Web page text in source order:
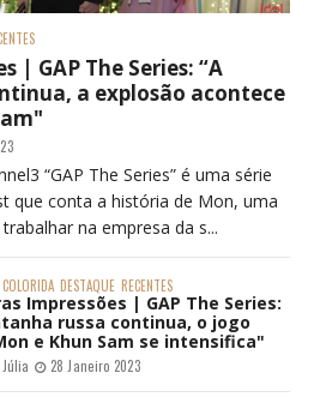
| GAP The Series: “A
a explosão acontece
“GAP The Series” é uma série
que conta a história de Mon, uma
na empresa da s...
COLORIDA DESTAQUE RECENTES
Impressões | GAP The Series:
russa continua, o jogo
e Khun Sam se intensifica"
28 Janeiro 2023